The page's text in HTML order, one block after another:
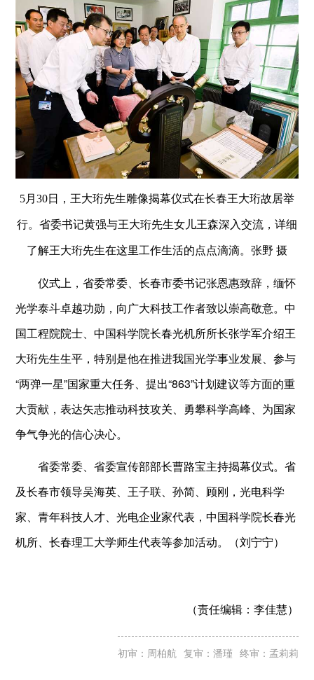
5月30日，王大珩先生雕像揭幕仪式在长春王大珩故居举
行。省委书记黄强与王大珩先生女儿王森深入交流，详细
了解王大珩先生在这里工作生活的点点滴滴。张野 摄
仪式上，省委常委、长春市委书记张恩惠致辞，缅怀
光学泰斗卓越功勋，向广大科技工作者致以崇高敬意。中
国工程院院士、中国科学院长春光机所所长张学军介绍王
大珩先生生平，特别是他在推进我国光学事业发展、参与
“两弹一星”国家重大任务、提出“863”计划建议等方面的重
大贡献，表达矢志推动科技攻关、勇攀科学高峰、为国家
争气争光的信心决心。
省委常委、省委宣传部部长曹路宝主持揭幕仪式。省
及长春市领导吴海英、王子联、孙简、顾刚，光电科学
家、青年科技人才、光电企业家代表，中国科学院长春光
机所、长春理工大学师生代表等参加活动。
（刘宁宁）
（责任编辑： 李佳慧）
初审：周柏航 复审：潘瑾 终审：孟莉莉